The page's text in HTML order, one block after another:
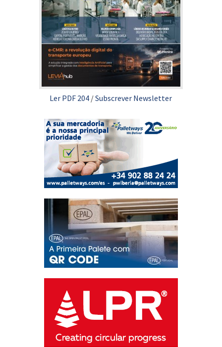
Ler PDF 204 /Subscrever Newsletter